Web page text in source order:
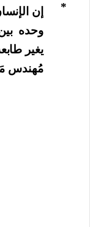
*
إن
وحده
يغير
مُهندس